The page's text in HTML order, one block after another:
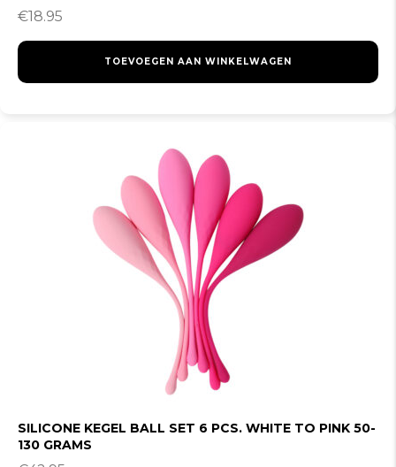
€18.95
TOEVOEGEN AAN WINKELWAGEN
SILICONE KEGEL BALL SET 6 PCS. WHITE TO PINK 50-
130 GRAMS